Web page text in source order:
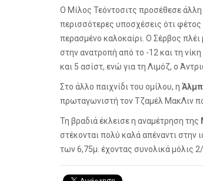
Ο Μίλος Τεόντοσιτς προσέθεσε
περισσότερες υποσχέσεις ότι φέτος
περασμένο καλοκαίρι. Ο Σέρβος
στην ανατροπή από το -12 και τη
και 5 ασίστ, ενώ για τη Λιμόζ, ο
Στο άλλο παιχνίδι του ομίλου, η
πρωταγωνιστή τον Τζαμέλ ΜακΛιν
Τη βραδιά έκλεισε η αναμέτρηση της
στέκονται πολύ καλά απέναντι στην
των 6,75μ. έχοντας συνολικά μόλις